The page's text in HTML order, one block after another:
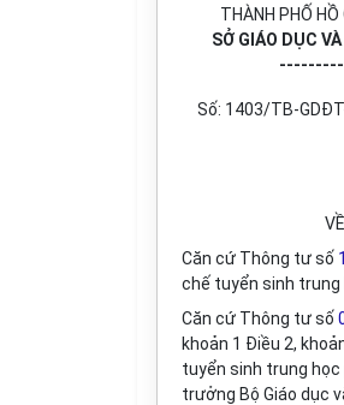
THÀNH PHỐ HỒ
SỞ GIÁO DỤC
Số: 1403/TB-
Căn cứ Thông tư số
chế tuyển sinh
Căn cứ Thông tư số
khoản 1 Điều 2,
tuyển sinh trung
trưởng Bộ Giáo dục